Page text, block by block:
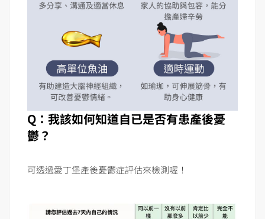
Q：我該如何知道自已是否有患產後憂
鬱？
可透過愛丁堡產後憂鬱症評估來檢測喔！